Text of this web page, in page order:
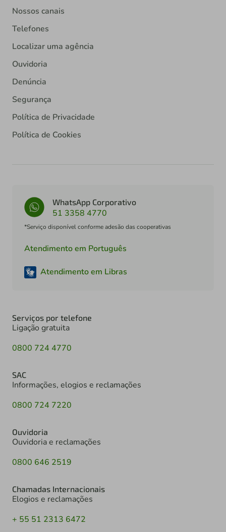
Nossos canais
Telefones
Localizar uma agência
Ouvidoria
Denúncia
Segurança
Política de Privacidade
Política de Cookies
WhatsApp Corporativo
51 3358 4770
*Serviço disponível conforme adesão das cooperativas
Atendimento em Português
Atendimento em Libras
Serviços por telefone
Ligação gratuita
0800 724 4770
SAC
Informações, elogios e reclamações
0800 724 7220
Ouvidoria
Ouvidoria e reclamações
0800 646 2519
Chamadas Internacionais
Elogios e reclamações
+ 55 51 2313 6472